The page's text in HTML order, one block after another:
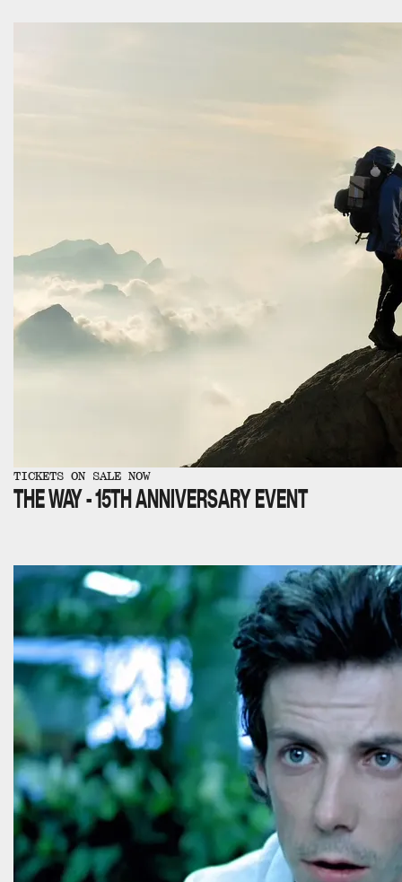
TICKETS ON SALE NOW
THE WAY - 15TH ANNIVERSARY EVENT